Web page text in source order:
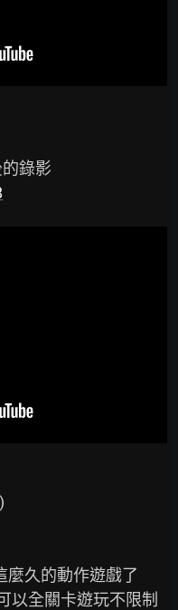
麼久的動作遊戲了
以全關卡遊玩不限制